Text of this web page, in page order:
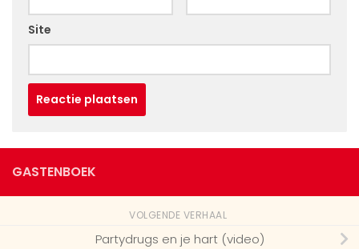
Site
GASTENBOEK
VOLGENDE VERHAAL
Partydrugs en je hart (video)